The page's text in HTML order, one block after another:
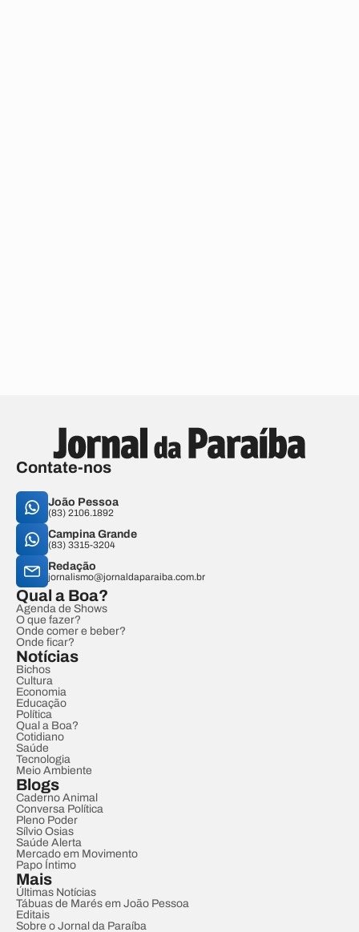
Contate-nos
João Pessoa
(83) 2106.1892
Campina Grande
(83) 3315-3204
Redação
jornalismo@jornaldaparaiba.com.br
Qual a Boa?
Agenda de Shows
O que fazer?
Onde comer e beber?
Onde ficar?
Notícias
Bichos
Cultura
Economia
Educação
Política
Qual a Boa?
Cotidiano
Saúde
Tecnologia
Meio Ambiente
Blogs
Caderno Animal
Conversa Política
Pleno Poder
Sílvio Osias
Saúde Alerta
Mercado em Movimento
Papo Íntimo
Mais
Últimas Notícias
Tábuas de Marés em João Pessoa
Editais
Sobre o Jornal da Paraíba